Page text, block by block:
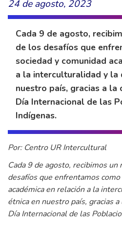
24 de agosto, 2023
Cada 9 de agosto,
de los desafíos que
sociedad y comunidad
a la interculturalidad y la
nuestro país, gracias a la
Día Internacional de las
Indígenas.
Por: Centro UR Intercultural
Cada 9 de agosto, recibimos
desafíos que enfrentamos
académica en relación a la
étnica en nuestro país, gracias
Día Internacional de las